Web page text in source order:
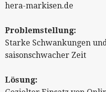
hera-markisen.de
Problemstellung:
Starke Schwankungen
saisonschwacher Zeit
Lösung: